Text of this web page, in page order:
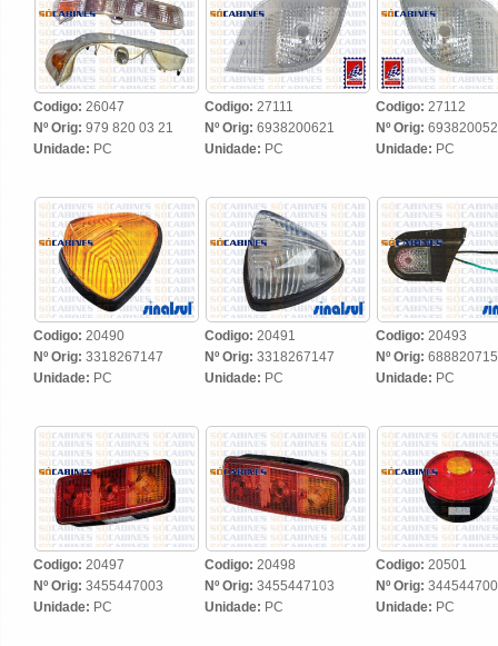
Codigo: 26047
Nº Orig: 979 820 03 21
Unidade: PC
Codigo: 27111
Nº Orig: 6938200621
Unidade: PC
Codigo: 27112
Nº Orig:
Unidade: PC
Codigo: 20490
Nº Orig: 3318267147
Unidade: PC
Codigo: 20491
Nº Orig: 3318267147
Unidade: PC
Codigo: 20493
Nº Orig:
Unidade: PC
Codigo: 20497
Nº Orig: 3455447003
Unidade: PC
Codigo: 20498
Nº Orig: 3455447103
Unidade: PC
Codigo: 20501
Nº Orig:
Unidade: PC